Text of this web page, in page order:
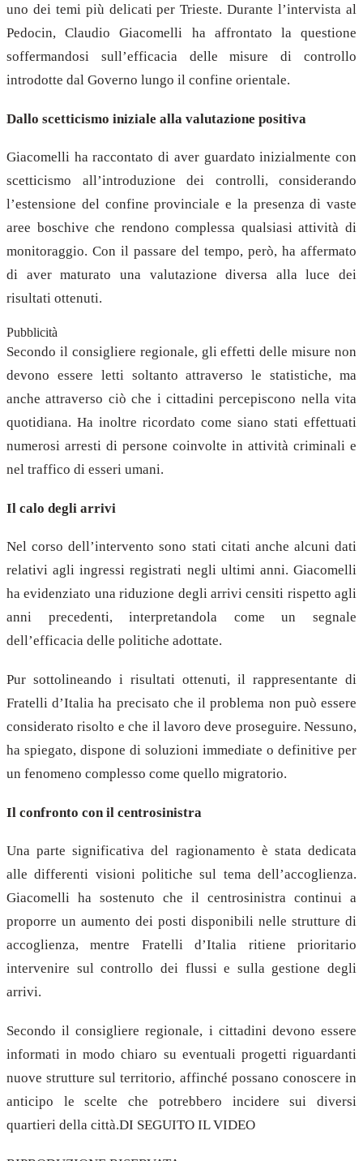
uno dei temi più delicati per Trieste. Durante l’intervista al
Pedocin, Claudio Giacomelli ha affrontato la questione
soffermandosi sull’efficacia delle misure di controllo
introdotte dal Governo lungo il confine orientale.
Dallo scetticismo iniziale alla valutazione positiva
Giacomelli ha raccontato di aver guardato inizialmente con
scetticismo all’introduzione dei controlli, considerando
l’estensione del confine provinciale e la presenza di vaste
aree boschive che rendono complessa qualsiasi attività di
monitoraggio. Con il passare del tempo, però, ha affermato
di aver maturato una valutazione diversa alla luce dei
risultati ottenuti.
Pubblicità
Secondo il consigliere regionale, gli effetti delle misure non
devono essere letti soltanto attraverso le statistiche, ma
anche attraverso ciò che i cittadini percepiscono nella vita
quotidiana. Ha inoltre ricordato come siano stati effettuati
numerosi arresti di persone coinvolte in attività criminali e
nel traffico di esseri umani.
Il calo degli arrivi
Nel corso dell’intervento sono stati citati anche alcuni dati
relativi agli ingressi registrati negli ultimi anni. Giacomelli
ha evidenziato una riduzione degli arrivi censiti rispetto agli
anni precedenti, interpretandola come un segnale
dell’efficacia delle politiche adottate.
Pur sottolineando i risultati ottenuti, il rappresentante di
Fratelli d’Italia ha precisato che il problema non può essere
considerato risolto e che il lavoro deve proseguire. Nessuno,
ha spiegato, dispone di soluzioni immediate o definitive per
un fenomeno complesso come quello migratorio.
Il confronto con il centrosinistra
Una parte significativa del ragionamento è stata dedicata
alle differenti visioni politiche sul tema dell’accoglienza.
Giacomelli ha sostenuto che il centrosinistra continui a
proporre un aumento dei posti disponibili nelle strutture di
accoglienza, mentre Fratelli d’Italia ritiene prioritario
intervenire sul controllo dei flussi e sulla gestione degli
arrivi.
Secondo il consigliere regionale, i cittadini devono essere
informati in modo chiaro su eventuali progetti riguardanti
nuove strutture sul territorio, affinché possano conoscere in
anticipo le scelte che potrebbero incidere sui diversi
quartieri della città.DI SEGUITO IL VIDEO